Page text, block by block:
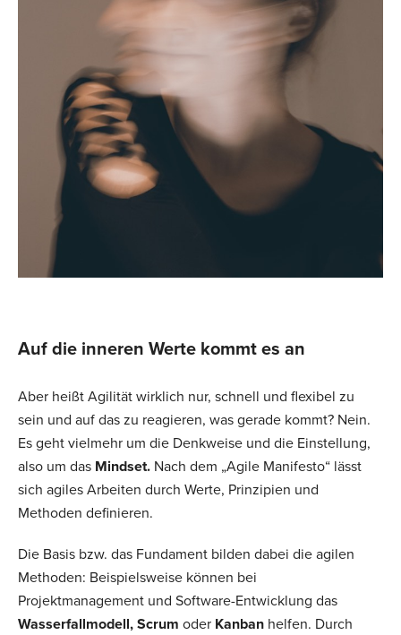
Auf die inneren Werte kommt es an
Aber heißt Agilität wirklich nur, schnell und flexibel zu
sein und auf das zu reagieren, was gerade kommt? Nein.
Es geht vielmehr um die Denkweise und die Einstellung,
also um das Mindset. Nach dem „Agile Manifesto“ lässt
sich agiles Arbeiten durch Werte, Prinzipien und
Methoden definieren.
Die Basis bzw. das Fundament bilden dabei die agilen
Methoden: Beispielsweise können bei
Projektmanagement und Software-Entwicklung das
Wasserfallmodell, Scrum oder Kanban helfen. Durch